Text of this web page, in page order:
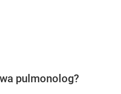
pulmonolog?